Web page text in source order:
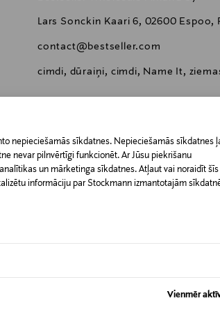
nepieciešamās sīkdatnes. Nepieciešamās sīkdatnes
nevar pilnvērtīgi funkcionēt. Ar Jūsu piekrišanu
un mārketinga sīkdatnes. Atļaut vai noraidīt šīs
informāciju par Stockmann izmantotajām
Vienmēr
Lars Sonckin Kaari 6, 02600 Espoo,
contact@bestseller.com
cimdi, dūraiņi, cimdi, Name It,
0,00 €